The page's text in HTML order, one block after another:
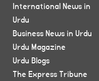
International News in
Urdu
Business News in Urdu
Urdu Magazine
Urdu Blogs
The Express Tribune